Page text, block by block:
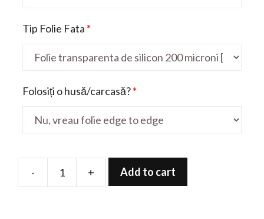
Tip Folie Fata *
Folosiți o husă/carcasă?*
-
Folie
+ Add to cart